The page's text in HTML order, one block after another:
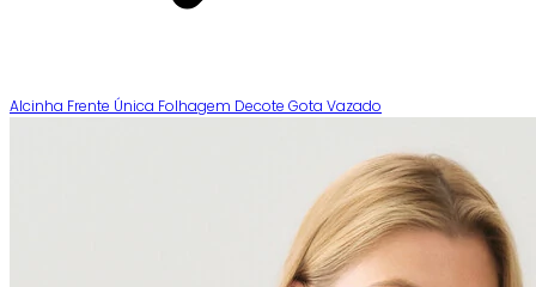
Alcinha Frente Única Folhagem Decote Gota Vazado